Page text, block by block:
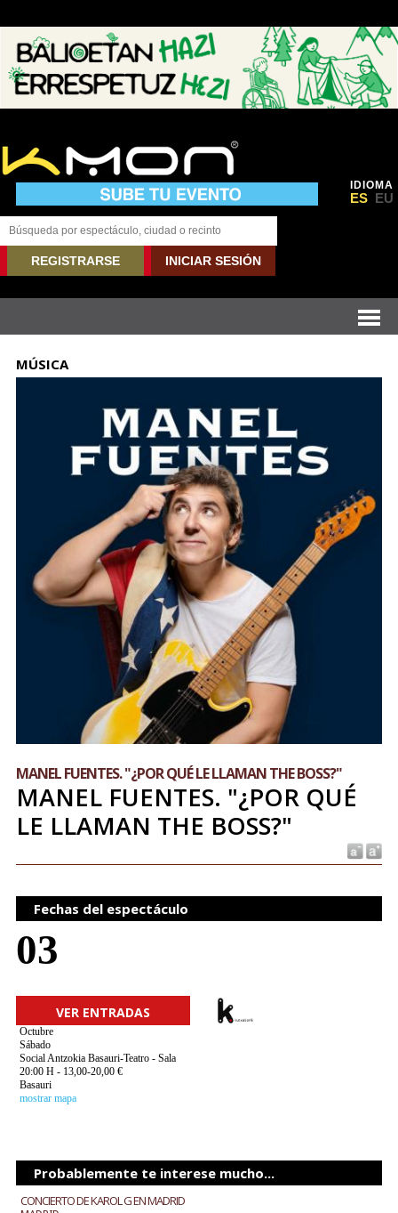
IDIOMA
ES EU
REGISTRARSE INICIAR SESIÓN
MÚSICA
MANEL FUENTES. "¿POR QUÉ LE LLAMAN THE BOSS?"
MANEL FUENTES. "¿POR QUÉ
LE LLAMAN THE BOSS?"
Fechas del espectáculo
03
VER ENTRADAS
Octubre
Sábado
Social Antzokia Basauri-Teatro - Sala
20:00 H - 13,00-20,00 €
Basauri
mostrar mapa
Probablemente te interese mucho...
CONCIERTO DE KAROL G EN MADRID